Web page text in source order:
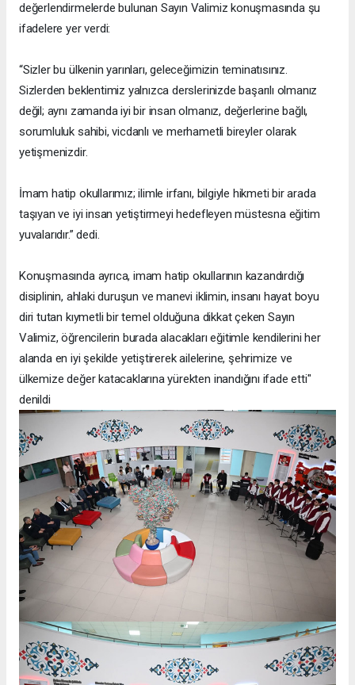
değerlendirmelerde bulunan Sayın Valimiz konuşmasında şu
ifadelere yer verdi:
“Sizler bu ülkenin yarınları, geleceğimizin teminatısınız.
Sizlerden beklentimiz yalnızca derslerinizde başarılı olmanız
değil; aynı zamanda iyi bir insan olmanız, değerlerine bağlı,
sorumluluk sahibi, vicdanlı ve merhametli bireyler olarak
yetişmenizdir.
İmam hatip okullarımız; ilimle irfanı, bilgiyle hikmeti bir arada
taşıyan ve iyi insan yetiştirmeyi hedefleyen müstesna eğitim
yuvalarıdır.” dedi.
Konuşmasında ayrıca, imam hatip okullarının kazandırdığı
disiplinin, ahlaki duruşun ve manevi iklimin, insanı hayat boyu
diri tutan kıymetli bir temel olduğuna dikkat çeken Sayın
Valimiz, öğrencilerin burada alacakları eğitimle kendilerini her
alanda en iyi şekilde yetiştirerek ailelerine, şehrimize ve
ülkemize değer katacaklarına yürekten inandığını ifade etti"
denildi